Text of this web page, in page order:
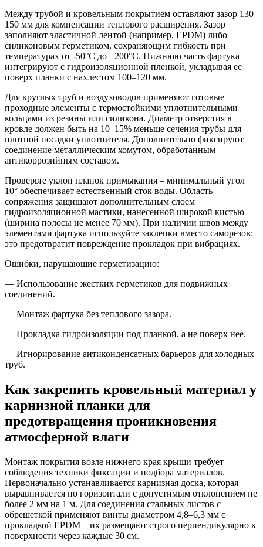
Между трубой и кровельным покрытием оставляют зазор 130–
150 мм для компенсации теплового расширения. Зазор
заполняют эластичной лентой (например, EPDM) либо
силиконовым герметиком, сохраняющим гибкость при
температурах от -50°C до +200°C. Нижнюю часть фартука
интегрируют с гидроизоляционной пленкой, укладывая ее
поверх планки с нахлестом 100–120 мм.
Для круглых труб и воздуховодов применяют готовые
проходные элементы с термостойкими уплотнительными
кольцами из резины или силикона. Диаметр отверстия в
кровле должен быть на 10–15% меньше сечения трубы для
плотной посадки уплотнителя. Дополнительно фиксируют
соединение металлическим хомутом, обработанным
антикоррозийным составом.
Проверьте уклон планок примыкания – минимальный угол
10° обеспечивает естественный сток воды. Область
сопряжения защищают дополнительным слоем
гидроизоляционной мастики, нанесенной широкой кистью
(ширина полосы не менее 70 мм). При наличии швов между
элементами фартука используйте заклепки вместо саморезов:
это предотвратит повреждение прокладок при вибрациях.
Ошибки, нарушающие герметизацию:
— Использование жестких герметиков для подвижных
соединений.
— Монтаж фартука без теплового зазора.
— Прокладка гидроизоляции под планкой, а не поверх нее.
— Игнорирование антиконденсатных барьеров для холодных
труб.
Как закрепить кровельный материал у
карнизной планки для
предотвращения проникновения
атмосферной влаги
Монтаж покрытия возле нижнего края крыши требует
соблюдения техники фиксации и подбора материалов.
Первоначально устанавливается карнизная доска, которая
выравнивается по горизонтали с допустимым отклонением не
более 2 мм на 1 м. Для соединения стальных листов с
обрешеткой применяют винты диаметром 4,8–6,3 мм с
прокладкой EPDM – их размещают строго перпендикулярно к
поверхности через каждые 30 см.